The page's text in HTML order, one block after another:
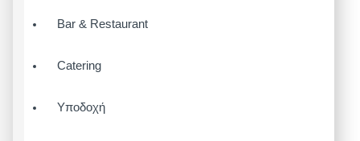
Bar & Restaurant
Catering
Υποδοχή